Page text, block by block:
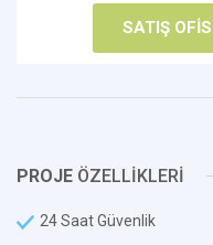
PROJE ÖZELLİKLERİ
24 Saat Güvenlik